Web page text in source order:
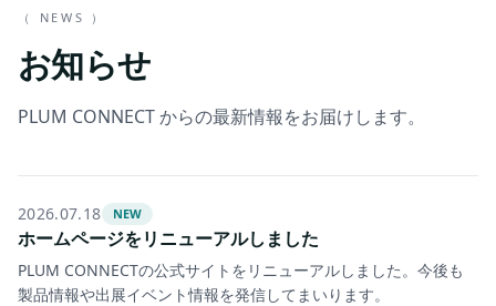
（ NEWS ）
お知らせ
PLUM CONNECT からの最新情報をお届けします。
2026.07.18 NEW
ホームページをリニューアルしました
PLUM CONNECTの公式サイトをリニューアルしました。今後も
製品情報や出展イベント情報を発信してまいります。